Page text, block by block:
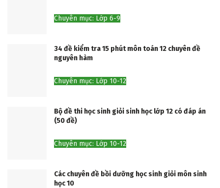
Chuyên mục: Lớp 6-9
34 đề kiểm tra 15 phút môn toán 12 chuyên đề
nguyên hàm
Chuyên mục: Lớp 10-12
Bộ đề thi học sinh giỏi sinh học lớp 12 có đáp án
(50 đề)
Chuyên mục: Lớp 10-12
Các chuyên đề bồi dưỡng học sinh giỏi môn sinh
học 10